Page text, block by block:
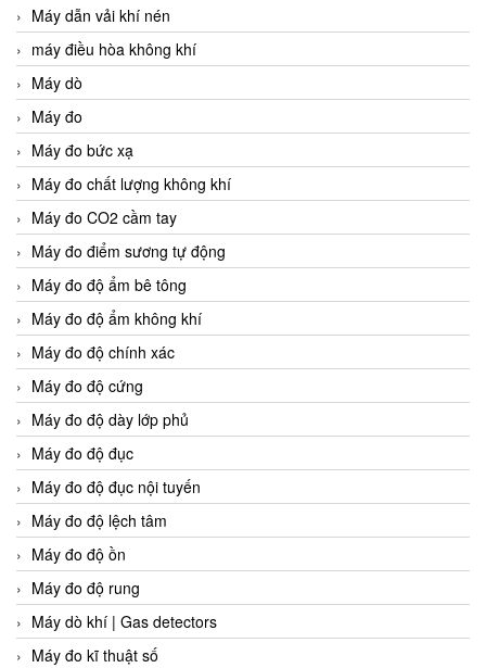
Máy dẫn vải khí nén
máy điều hòa không khí
Máy dò
Máy đo
Máy đo bức xạ
Máy đo chất lượng không khí
Máy đo CO2 cầm tay
Máy đo điểm sương tự động
Máy đo độ ẩm bê tông
Máy đo độ ẩm không khí
Máy đo độ chính xác
Máy đo độ cứng
Máy đo độ dày lớp phủ
Máy đo độ đục
Máy đo độ đục nội tuyến
Máy đo độ lệch tâm
Máy đo độ ồn
Máy đo độ rung
Máy dò khí | Gas detectors
Máy đo kĩ thuật số